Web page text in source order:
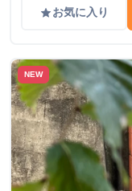
gradeお気に入り
NEW